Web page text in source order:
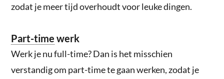
zodat je meer tijd overhoudt voor leuke dingen.
Part-time werk
Werk je nu full-time? Dan is het misschien
verstandig om part-time te gaan werken, zodat je